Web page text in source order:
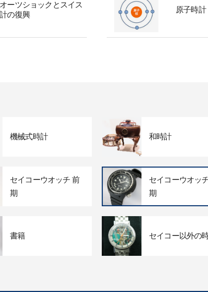
ーツショックとスイス
の復興
原子時計
機械式時計 和時計
セイコーウオッチ 前
期
セイコーウオッ
期
書籍 セイコー以外の